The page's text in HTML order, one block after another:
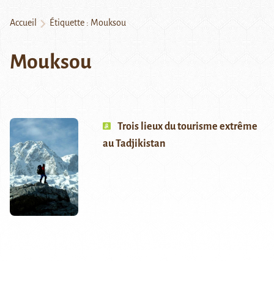
Accueil Étiquette : Mouksou
Mouksou
Trois lieux du tourisme extrême
au Tadjikistan